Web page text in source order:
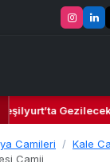
Gezilecek
Camileri
Kale
Camii